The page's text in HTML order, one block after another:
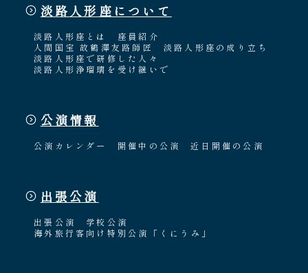
淡路人形座について
淡路人形座とは
座員紹介
人間国宝 故鶴澤友路師匠
淡路人形座の成り立ち
淡路人形座で研修した人々
淡路人形浄瑠璃を受け継いで
公演情報
公演カレンダー 開催中の公演 近日開催の公演
出張公演
出張公演
学校公演
海外旅行客向け特別公演「くにうみ」